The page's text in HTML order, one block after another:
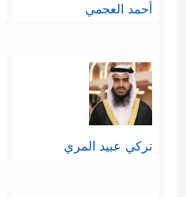
أحمد العجمي
تركي عبيد المري